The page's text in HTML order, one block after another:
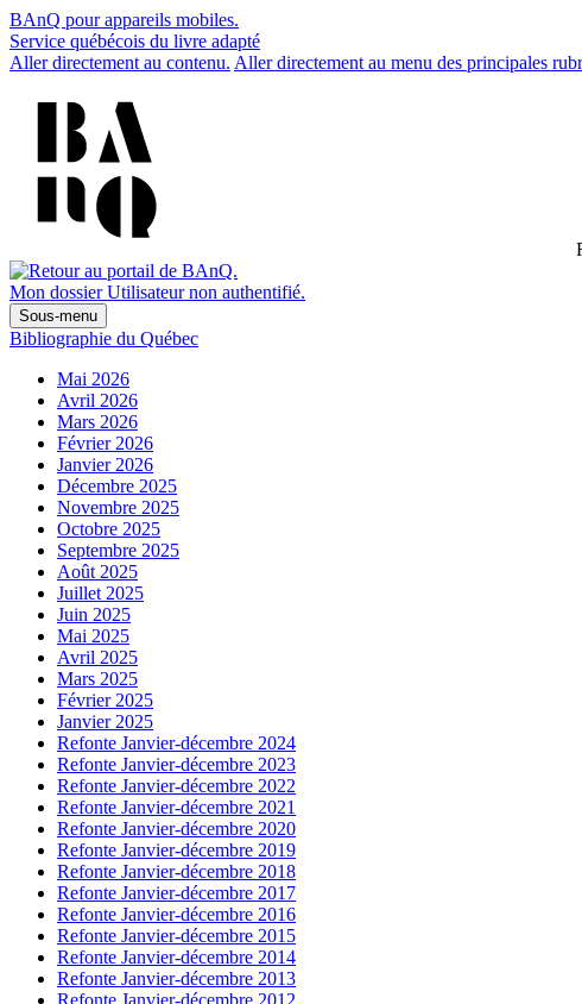
BAnQ pour appareils mobiles.
Service québécois du livre adapté
Aller directement au contenu. Aller directement au menu des principales
Mon dossier Utilisateur non authentifié.
Sous-menu
Bibliographie du Québec
Mai 2026
Avril 2026
Mars 2026
Février 2026
Janvier 2026
Décembre 2025
Novembre 2025
Octobre 2025
Septembre 2025
Août 2025
Juillet 2025
Juin 2025
Mai 2025
Avril 2025
Mars 2025
Février 2025
Janvier 2025
Refonte Janvier-décembre 2024
Refonte Janvier-décembre 2023
Refonte Janvier-décembre 2022
Refonte Janvier-décembre 2021
Refonte Janvier-décembre 2020
Refonte Janvier-décembre 2019
Refonte Janvier-décembre 2018
Refonte Janvier-décembre 2017
Refonte Janvier-décembre 2016
Refonte Janvier-décembre 2015
Refonte Janvier-décembre 2014
Refonte Janvier-décembre 2013
Refonte Janvier-décembre 2012